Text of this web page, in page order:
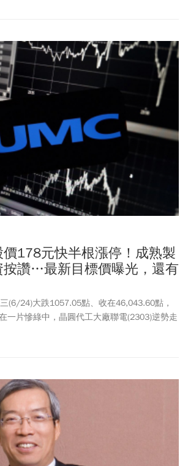
178元快半根漲停！成熟製
按讚…最新目標價曝光，還有
(6/24)大跌1057.05點、收在46,043.60點，
一片慘綠中，晶圓代工大廠聯電(2303)逆勢走
改寫近37年新高，終場大漲近5%，上漲5
於預期，因此將其目標價調升至230元和235
」評級。若以聯電目標價235元，當天收盤價
甜頭。